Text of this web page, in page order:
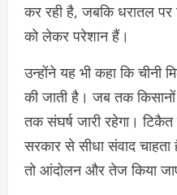
कर रही है, जबकि धरातल पर
को लेकर परेशान हैं।
उन्होंने यह भी कहा कि चीनी
की जाती है। जब तक किसानों
तक संघर्ष जारी रहेगा।
सरकार से सीधा संवाद चाहता
तो आंदोलन और तेज किया